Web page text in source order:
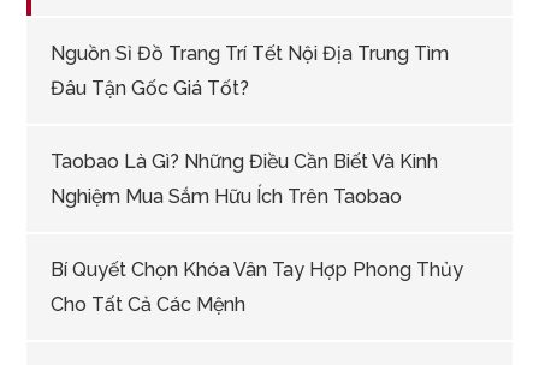
Nguồn Sỉ Đồ Trang Trí Tết Nội Địa Trung Tìm
Đâu Tận Gốc Giá Tốt?
Taobao Là Gì? Những Điều Cần Biết Và Kinh
Nghiệm Mua Sắm Hữu Ích Trên Taobao
Bí Quyết Chọn Khóa Vân Tay Hợp Phong Thủy
Cho Tất Cả Các Mệnh